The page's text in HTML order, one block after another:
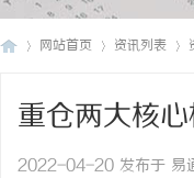
网站首页 资讯列表
重仓两大核
2022-04-20 发布于 易